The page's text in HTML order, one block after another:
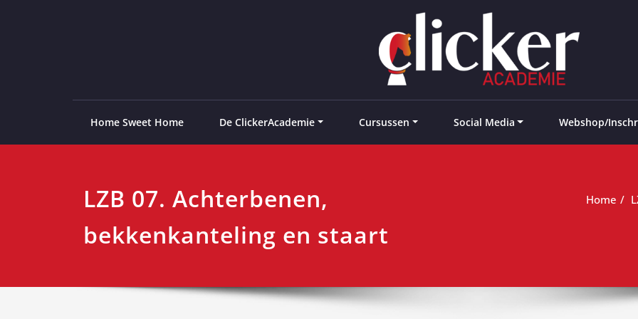
Home Sweet Home De ClickerAcademie Cursussen Social Media Webshop/
LZB 07. Achterbenen,
bekkenkanteling en staart
Home